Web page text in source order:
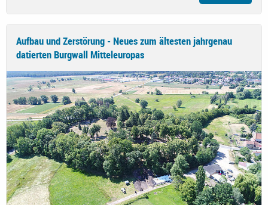
Aufbau und Zerstörung - Neues zum ältesten jahrgenau
datierten Burgwall Mitteleuropas